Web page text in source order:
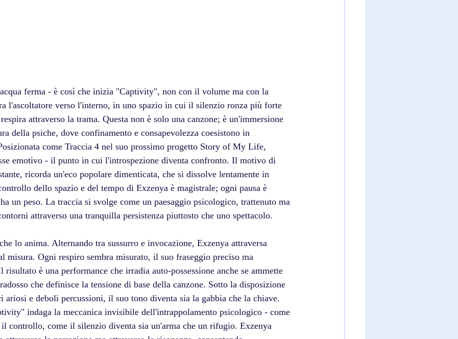
ferma - è così che inizia "Captivity", non con il volume ma con la
l'ascoltatore verso l'interno, in uno spazio in cui il silenzio ronza più forte
attraverso la trama. Questa non è solo una canzone; è un'immersione
della psiche, dove confinamento e consapevolezza coesistono in
come Traccia 4 nel suo prossimo progetto Story of My Life,
emotivo - il punto in cui l'introspezione diventa confronto. Il motivo di
ricorda un'eco popolare dimenticata, che si dissolve lentamente in
dello spazio e del tempo di Exzenya è magistrale; ogni pausa è
un peso. La traccia si svolge come un paesaggio psicologico, trattenuto ma
attraverso una tranquilla persistenza piuttosto che uno spettacolo.
lo anima. Alternando tra sussurro e invocazione, Exzenya attraversa
misura. Ogni respiro sembra misurato, il suo fraseggio preciso ma
è una performance che irradia auto-possessione anche se ammette
che definisce la tensione di base della canzone. Sotto la disposizione
ariosi e deboli percussioni, il suo tono diventa sia la gabbia che la chiave.
indaga la meccanica invisibile dell'intrappolamento psicologico - come
controllo, come il silenzio diventa sia un'arma che un rifugio. Exzenya